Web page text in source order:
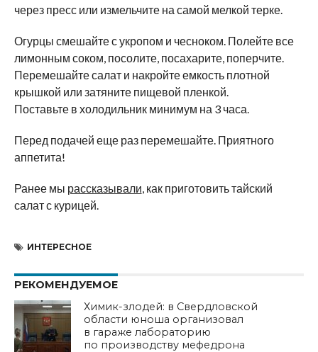
через пресс или измельчите на самой мелкой терке.
Огурцы смешайте с укропом и чесноком. Полейте все
лимонным соком, посолите, посахарите, поперчите.
Перемешайте салат и накройте емкость плотной
крышкой или затяните пищевой пленкой.
Поставьте в холодильник минимум на 3 часа.
Перед подачей еще раз перемешайте. Приятного
аппетита!
Ранее мы рассказывали , как приготовить тайский
салат с курицей.
ИНТЕРЕСНОЕ
РЕКОМЕНДУЕМОЕ
Химик-злодей: в Свердловской
области юноша организовал
в гараже лабораторию
по производству мефедрона